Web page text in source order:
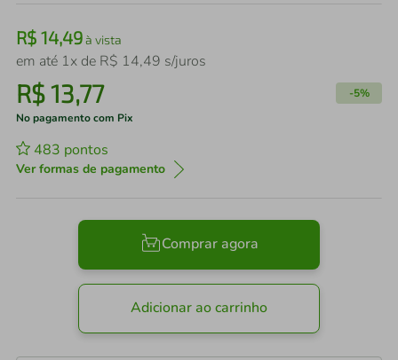
R$ 14,49à vista
em até 1x de R$ 14,49 s/juros
R$13,77 -5%
No pagamento com Pix
483 pontos
Ver formas de pagamento
Comprar agora
Adicionar ao carrinho